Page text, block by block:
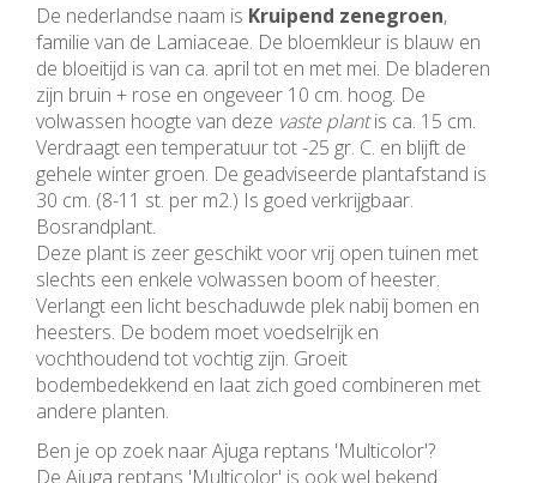
De nederlandse naam is Kruipend zenegroen,
familie van de Lamiaceae. De bloemkleur is blauw en
de bloeitijd is van ca. april tot en met mei. De bladeren
zijn bruin + rose en ongeveer 10 cm. hoog. De
volwassen hoogte van deze vaste plantis ca. 15 cm.
Verdraagt een temperatuur tot -25 gr. C. en blijft de
gehele winter groen. De geadviseerde plantafstand is
30 cm. (8-11 st. per m2.) Is goed verkrijgbaar.
Bosrandplant.
Deze plant is zeer geschikt voor vrij open tuinen met
slechts een enkele volwassen boom of heester.
Verlangt een licht beschaduwde plek nabij bomen en
heesters. De bodem moet voedselrijk en
vochthoudend tot vochtig zijn. Groeit
bodembedekkend en laat zich goed combineren met
andere planten.
Ben je op zoek naar Ajuga reptans 'Multicolor'?
De Ajuga reptans 'Multicolor' is ook wel bekend